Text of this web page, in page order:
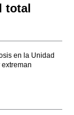
total
en la Unidad